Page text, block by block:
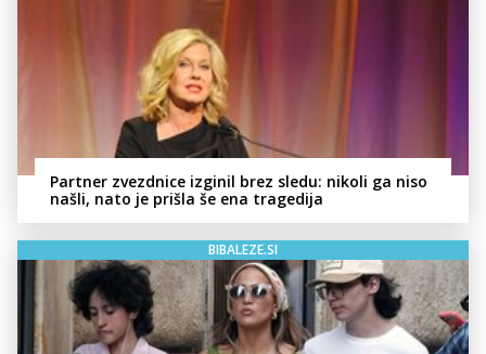
Partner zvezdnice izginil brez sledu: nikoli ga niso
našli, nato je prišla še ena tragedija
BIBALEZE.SI